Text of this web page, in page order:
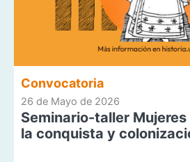
Convocatoria
26 de Mayo de 2026
Seminario-taller
la conquista y